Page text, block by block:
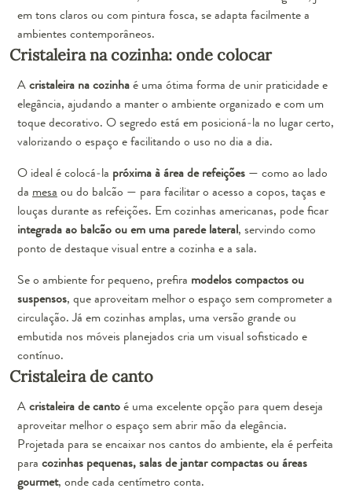
em tons claros ou com pintura fosca, se adapta facilmente a
ambientes contemporâneos.
Cristaleira na cozinha: onde colocar
Acristaleira na cozinhaé uma ótima forma de unir praticidade e
elegância, ajudando a manter o ambiente organizado e com um
toque decorativo. O segredo está em posicioná-la no lugar certo,
valorizando o espaço e facilitando o uso no dia a dia.
O ideal é colocá-la próxima à área de refeições — como ao lado
da mesa ou do balcão — para facilitar o acesso a copos, taças e
louças durante as refeições. Em cozinhas americanas, pode ficar
integrada ao balcão ou em uma parede lateral, servindo como
ponto de destaque visual entre a cozinha e a sala.
Se o ambiente for pequeno, prefira modelos compactos ou
suspensos, que aproveitam melhor o espaço sem comprometer a
circulação. Já em cozinhas amplas, uma versão grande ou
embutida nos móveis planejados cria um visual sofisticado e
contínuo.
Cristaleira de canto
Acristaleira de cantoé uma excelente opção para quem deseja
aproveitar melhor o espaço sem abrir mão da elegância.
Projetada para se encaixar nos cantos do ambiente, ela é perfeita
para cozinhas pequenas, salas de jantar compactas ou áreas
gourmet, onde cada centímetro conta.